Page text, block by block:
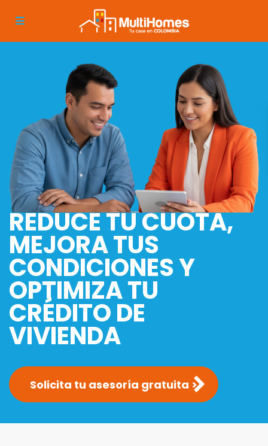
REDUCE TU CUOTA,
MEJORA TUS
CONDICIONES Y
OPTIMIZA TU
CRÉDITO DE
VIVIENDA
Solicita tu asesoría gratuita >